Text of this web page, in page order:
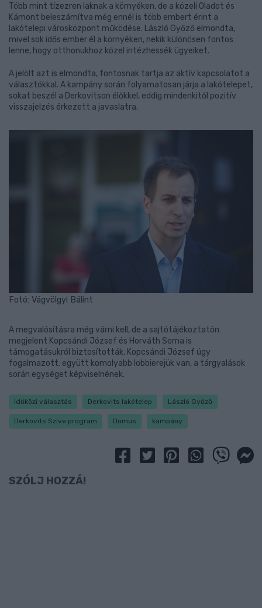
Több mint tízezren laknak a környéken, de a közeli Oladot és
Kámont beleszámítva még ennél is több embert érint a
lakótelepi városközpont működése. László Győző elmondta,
mivel sok idős ember él a környéken, nekik különösen fontos
lenne, hogy otthonukhoz közel intézhessék ügyeiket.
A jelölt azt is elmondta, fontosnak tartja az aktív kapcsolatot a
választókkal. A kampány során folyamatosan járja a lakótelepet,
sokat beszél a Derkovitson élőkkel, eddig mindenkitől pozitív
visszajelzés érkezett a javaslatra.
Fotó: Vágvölgyi Bálint
A megvalósításra még várni kell, de a sajtótájékoztatón
megjelent Kopcsándi József és Horváth Soma is
támogatásukról biztosították. Kopcsándi József úgy
fogalmazott: együtt komolyabb lobbierejük van, a tárgyalások
során egységet képviselnének.
időközi választás Derkovits lakótelep László Győző
Derkovits Szíve program Domus kampány
SZÓLJ HOZZÁ!